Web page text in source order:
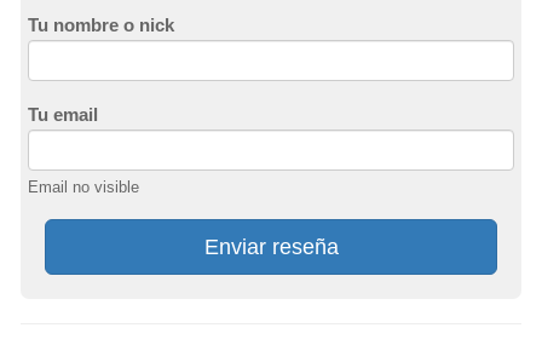
Tu nombre o nick
Tu email
Email no visible
Enviar reseña